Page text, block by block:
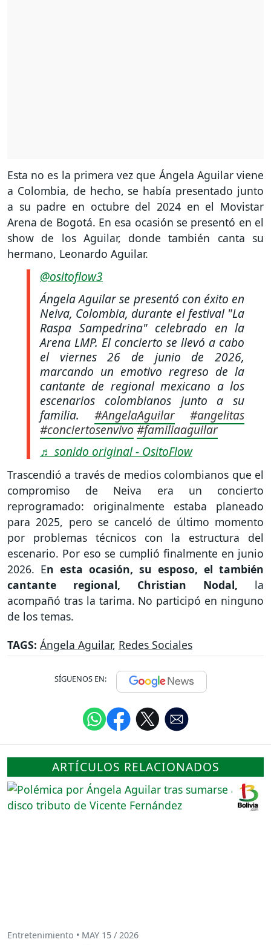
Esta no es la primera vez que Ángela Aguilar viene
a Colombia, de hecho, se había presentado junto
a su padre en octubre del 2024 en el Movistar
Arena de Bogotá. En esa ocasión se presentó en el
show de los Aguilar, donde también canta su
hermano, Leonardo Aguilar.
@ositoflow3
Ángela Aguilar se presentó con éxito en
Neiva, Colombia, durante el festival "La
Raspa Sampedrina" celebrado en la
Arena LMP. El concierto se llevó a cabo
el viernes 26 de junio de 2026,
marcando un emotivo regreso de la
cantante de regional mexicano a los
escenarios colombianos junto a su
familia. #AngelaAguilar
#angelitas
#conciertosenvivo#familiaaguilar
♬ sonido original - OsitoFlow
Trascendió a través de medios colombianos que el
compromiso de Neiva era un concierto
reprogramado: originalmente estaba planeado
para 2025, pero se canceló de último momento
por problemas técnicos con la estructura del
escenario. Por eso se cumplió finalmente en junio
2026. En esta ocasión, su esposo, el también
cantante regional, Christian Nodal, la
acompañó tras la tarima. No participó en ninguno
de los temas.
TAGS: Ángela Aguilar, Redes Sociales
SÍGUENOS EN:
ARTÍCULOS RELACIONADOS
Entretenimiento • MAY 15 / 2026